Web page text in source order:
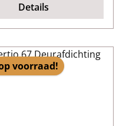
Details
voorraad!